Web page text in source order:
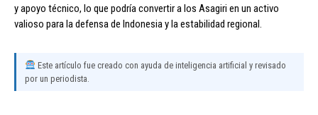
y apoyo técnico, lo que podría convertir a los Asagiri en un activo
valioso para la defensa de Indonesia y la estabilidad regional.
Este artículo fue creado con ayuda de inteligencia artificial y revisado
por un periodista.